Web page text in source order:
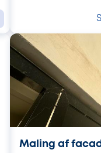
Maling af